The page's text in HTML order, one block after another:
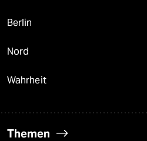
Berlin
Nord
Wahrheit
Themen